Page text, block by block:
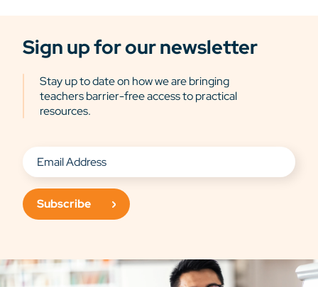
Sign up for our newsletter
Stay up to date on how we are bringing
teachers barrier-free access to practical
resources.
Subscribe